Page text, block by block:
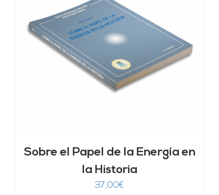
Sobre el Papel de la Energía en
la Historia
37,00€